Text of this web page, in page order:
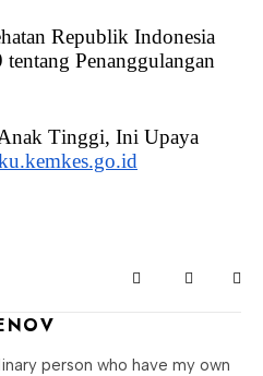
Republik Indonesia
Penanggulangan
Tinggi, Ini Upaya
person who have my own